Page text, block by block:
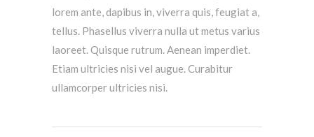
lorem ante, dapibus in, viverra quis, feugiat a,
tellus. Phasellus viverra nulla ut metus varius
laoreet. Quisque rutrum. Aenean imperdiet.
Etiam ultricies nisi vel augue. Curabitur
ullamcorper ultricies nisi.